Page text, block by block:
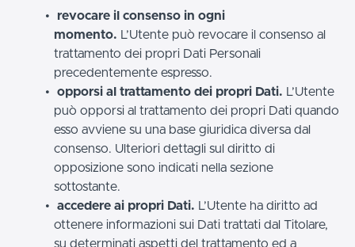
revocare il consenso in ogni
momento. L’Utente può revocare il consenso al
trattamento dei propri Dati Personali
precedentemente espresso.
opporsi al trattamento dei propri Dati. L’Utente
può opporsi al trattamento dei propri Dati quando
esso avviene su una base giuridica diversa dal
consenso. Ulteriori dettagli sul diritto di
opposizione sono indicati nella sezione
sottostante.
accedere ai propri Dati. L’Utente ha diritto ad
ottenere informazioni sui Dati trattati dal Titolare,
su determinati aspetti del trattamento ed a